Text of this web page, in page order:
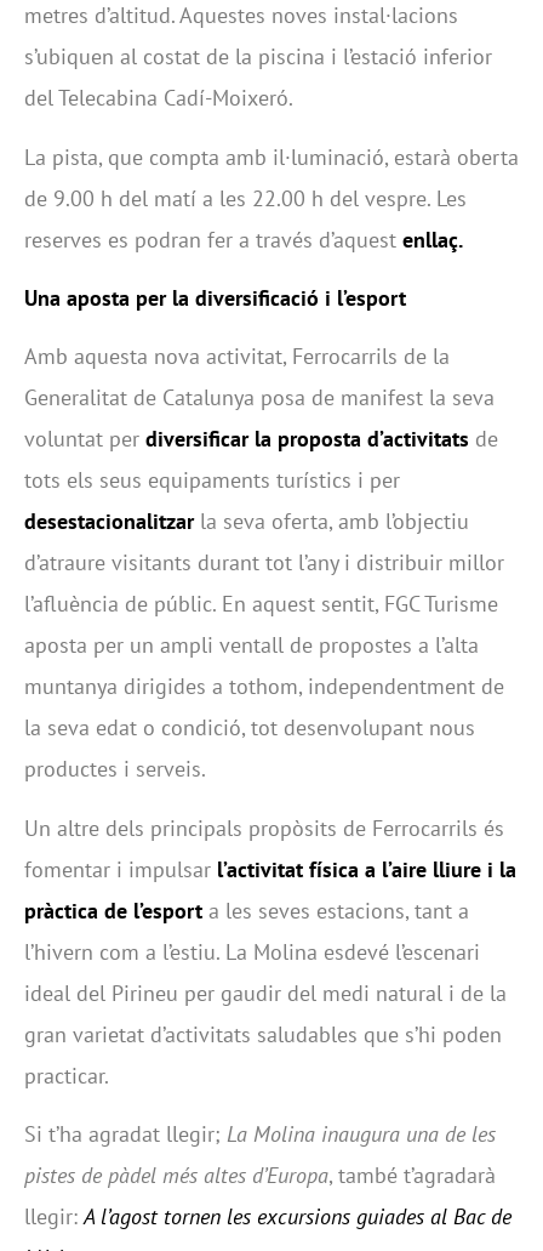
metres d’altitud. Aquestes noves instal·lacions
s’ubiquen al costat de la piscina i l’estació inferior
del Telecabina Cadí-Moixeró.
La pista, que compta amb il·luminació, estarà oberta
de 9.00 h del matí a les 22.00 h del vespre. Les
reserves es podran fer a través d’aquest enllaç.
Una aposta per la diversificació i l’esport
Amb aquesta nova activitat, Ferrocarrils de la
Generalitat de Catalunya posa de manifest la seva
voluntat per diversificar la proposta d’activitats de
tots els seus equipaments turístics i per
desestacionalitzarla seva oferta, amb l’objectiu
d’atraure visitants durant tot l’any i distribuir millor
l’afluència de públic. En aquest sentit, FGC Turisme
aposta per un ampli ventall de propostes a l’alta
muntanya dirigides a tothom, independentment de
la seva edat o condició, tot desenvolupant nous
productes i serveis.
Un altre dels principals propòsits de Ferrocarrils és
fomentar i impulsar l’activitat física a l’aire lliure i la
pràctica de l’esport a les seves estacions, tant a
l’hivern com a l’estiu. La Molina esdevé l’escenari
ideal del Pirineu per gaudir del medi natural i de la
gran varietat d’activitats saludables que s’hi poden
practicar.
Si t’ha agradat llegir; La Molina inaugura una de les
pistes de pàdel més altes d’Europa, també t’agradarà
llegir:A l’agost tornen les excursions guiades al Bac de